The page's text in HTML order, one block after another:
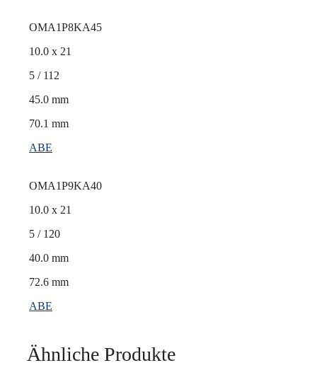
OMA1P8KA45
10.0 x 21
5 / 112
45.0 mm
70.1 mm
ABE
OMA1P9KA40
10.0 x 21
5 / 120
40.0 mm
72.6 mm
ABE
Ähnliche Produkte